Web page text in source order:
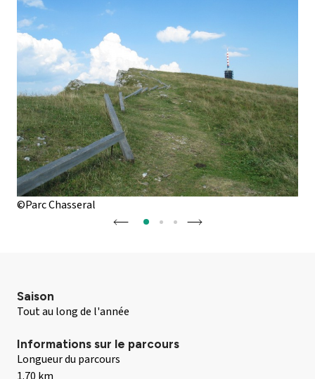
©Parc Chasseral
Saison
Tout au long de l'année
Informations sur le parcours
Longueur du parcours